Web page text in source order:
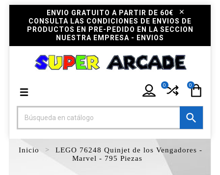
ENVIO GRATUITO A PARTIR DE 60€
CONSULTA LAS CONDICIONES DE ENVIOS DE
PRODUCTOS EN PRE-PEDIDO EN LA SECCION
NUESTRA EMPRESA - ENVIOS
0
0

Inicio
LEGO 76248 Quinjet de los Vengadores -
Marvel - 795 Piezas